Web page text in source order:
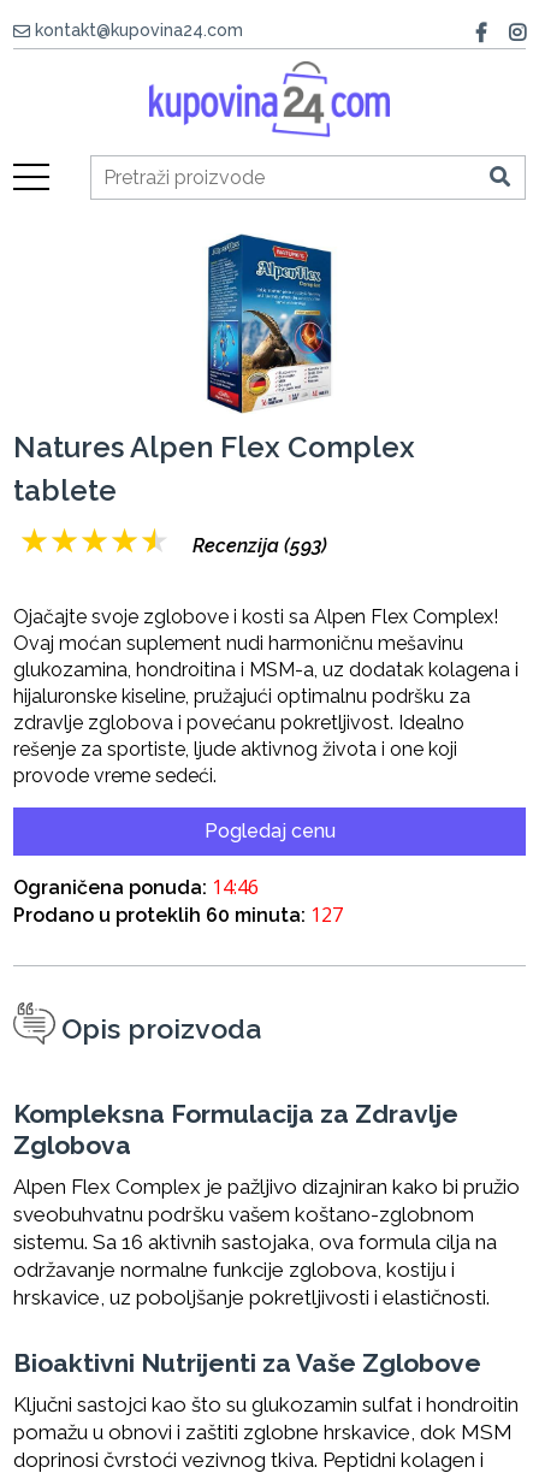
kontakt@kupovina24.com
Natures Alpen Flex Complex
tablete
★★★★★ Recenzija (593)
Ojačajte svoje zglobove i kosti sa Alpen Flex Complex!
Ovaj moćan suplement nudi harmoničnu mešavinu
glukozamina, hondroitina i MSM-a, uz dodatak kolagena i
hijaluronske kiseline, pružajući optimalnu podršku za
zdravlje zglobova i povećanu pokretljivost. Idealno
rešenje za sportiste, ljude aktivnog života i one koji
provode vreme sedeći.
Pogledaj cenu
Ograničena ponuda: 14:45
Prodano u proteklih 60 minuta: 127
Opis proizvoda
Kompleksna Formulacija za Zdravlje
Zglobova
Alpen Flex Complex je pažljivo dizajniran kako bi pružio
sveobuhvatnu podršku vašem koštano-zglobnom
sistemu. Sa 16 aktivnih sastojaka, ova formula cilja na
održavanje normalne funkcije zglobova, kostiju i
hrskavice, uz poboljšanje pokretljivosti i elastičnosti.
Bioaktivni Nutrijenti za Vaše Zglobove
Ključni sastojci kao što su glukozamin sulfat i hondroitin
pomažu u obnovi i zaštiti zglobne hrskavice, dok MSM
doprinosi čvrstoći vezivnog tkiva. Peptidni kolagen i